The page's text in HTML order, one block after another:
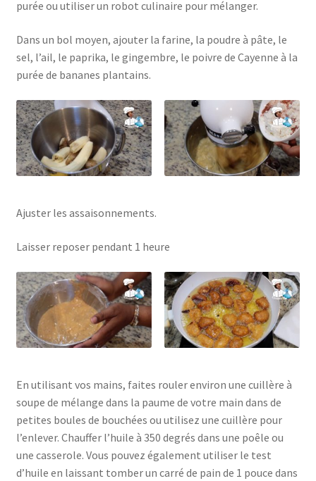
purée ou utiliser un robot culinaire pour mélanger.
Dans un bol moyen, ajouter la farine, la poudre à pâte, le
sel, l’ail, le paprika, le gingembre, le poivre de Cayenne à la
purée de bananes plantains.
Ajuster les assaisonnements.
Laisser reposer pendant 1 heure
En utilisant vos mains, faites rouler environ une cuillère à
soupe de mélange dans la paume de votre main dans de
petites boules de bouchées ou utilisez une cuillère pour
l’enlever. Chauffer l’huile à 350 degrés dans une poêle ou
une casserole. Vous pouvez également utiliser le test
d’huile en laissant tomber un carré de pain de 1 pouce dans